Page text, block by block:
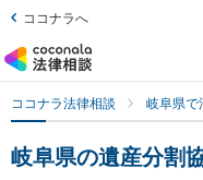
ココナラへ
ココナラ法律相談 岐阜県で
岐阜県の遺産分割